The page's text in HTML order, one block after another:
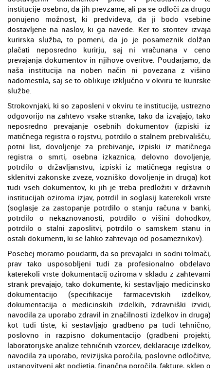
institucije osebno, da jih prevzame, ali pa se odloči za drugo
ponujeno možnost, ki predvideva, da ji bodo vsebine
dostavljene na naslov, ki ga navede. Ker to storitev izvaja
kurirska služba, to pomeni, da jo je posameznik dolžan
plačati neposredno kurirju, saj ni vračunana v ceno
prevajanja dokumentov in njihove overitve. Poudarjamo, da
naša institucija na noben način ni povezana z višino
nadomestila, saj se to oblikuje izključno v okviru te kurirske
službe.
Strokovnjaki, ki so zaposleni v okviru te institucije, ustrezno
odgovorijo na zahtevo vsake stranke, tako da izvajajo, tako
neposredno prevajanje osebnih dokumentov (izpiski iz
matičnega registra o rojstvu, potrdilo o stalnem prebivališču,
potni list, dovoljenje za prebivanje, izpiski iz matičnega
registra o smrti, osebna izkaznica, delovno dovoljenje,
potrdilo o državljanstvu, izpiski iz matičnega registra o
sklenitvi zakonske zveze, vozniško dovoljenje in druga) kot
tudi vseh dokumentov, ki jih je treba predložiti v državnih
institucijah oziroma izjav, potrdil in soglasij katerekoli vrste
(soglasje za zastopanje potrdilo o stanju računa v banki,
potrdilo o nekaznovanosti, potrdilo o višini dohodkov,
potrdilo o stalni zaposlitvi, potrdilo o samskem stanu in
ostali dokumenti, ki se lahko zahtevajo od posameznikov).
Posebej moramo poudariti, da so prevajalci in sodni tolmači,
prav tako usposobljeni tudi za profesionalno obdelavo
katerekoli vrste dokumentacij oziroma v skladu z zahtevami
strank prevajajo, tako dokumente, ki sestavljajo medicinsko
dokumentacijo (specifikacije farmacevtskih izdelkov,
dokumentacija o medicinskih izdelkih, zdravniški izvidi,
navodila za uporabo zdravil in značilnosti izdelkov in druga)
kot tudi tiste, ki sestavljajo gradbeno pa tudi tehnično,
poslovno in razpisno dokumentacijo (gradbeni projekti,
laboratorijske analize tehničnih vzorcev, deklaracije izdelkov,
navodila za uporabo, revizijska poročila, poslovne odločitve,
ustanovitveni akt podjetja, finančna poročila, fakture, sklep o